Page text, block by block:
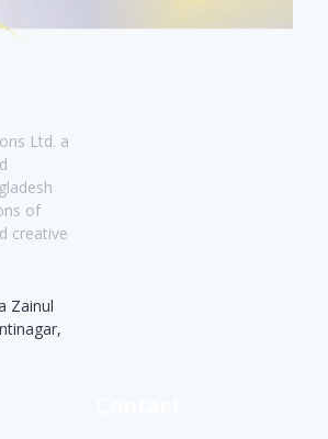
Ltd. a
of
creative
Zainul